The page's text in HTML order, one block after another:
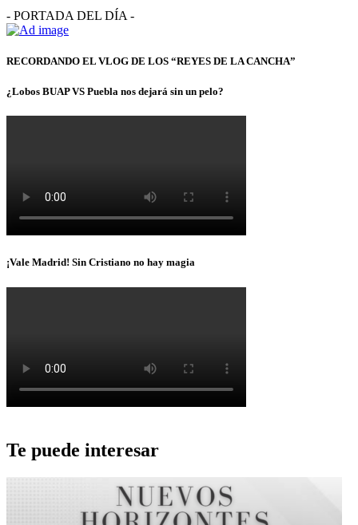
- PORTADA DEL DÍA -
RECORDANDO EL VLOG DE LOS “REYES DE LA CANCHA”
¿Lobos BUAP VS Puebla nos dejará sin un pelo?
¡Vale Madrid! Sin Cristiano no hay magia
Te puede interesar